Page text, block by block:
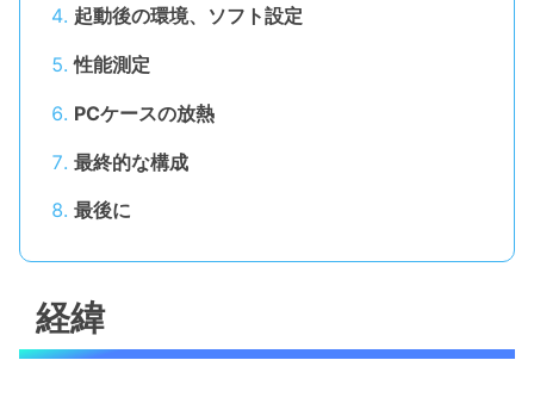
起動後の環境、ソフト設定
性能測定
PCケースの放熱
最終的な構成
最後に
経緯